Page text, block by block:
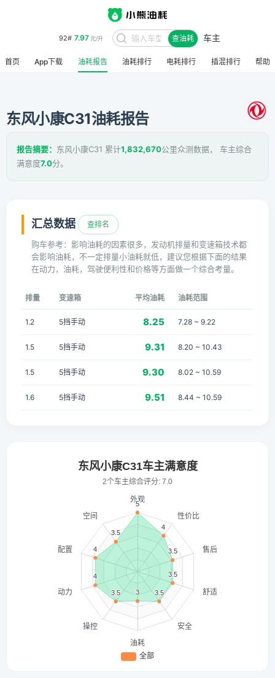
92# 7.97元/升 查油耗 车主
首页 App下载 油耗报告 油耗排行 电耗排行 插混排行 帮助
东风小康C31油耗报告
报告摘要： 东风小康C31 累计1,832,670公里众测数据， 车主综合
满意度7.0分。
汇总数据 查排名
购车参考：影响油耗的因素很多，发动机排量和变速箱技术都
会影响油耗，不一定排量小油耗就低，建议您根据下面的结果
在动力，油耗，驾驶便利性和价格等方面做一个综合考量。
排量 变速箱 平均油耗 油耗范围
1.2 5挡手动 8.25 7.28 ~ 9.22
1.5 5挡手动 9.31 8.20 ~ 10.43
1.5 5挡手动 9.30 8.02 ~ 10.59
1.6 5挡手动 9.51 8.44 ~ 10.59